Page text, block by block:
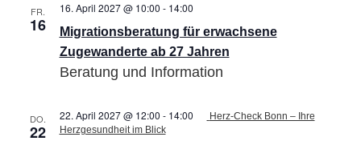
FR.
16
Migrationsberatung für erwachsene
Zugewanderte ab 27 Jahren
16. April 2027 @ 10:00 - 14:00
erwachsene
ab
27
Beratung und Information
DO.
22
22. April 2027 @ 12:00 - 14:00
Herz-Check Bonn – Ihre
Herzgesundheit im Blick